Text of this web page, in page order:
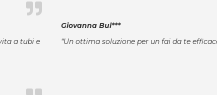
a tubi e
Giovanna Bul***
“Un ottima soluzione per un fai da te